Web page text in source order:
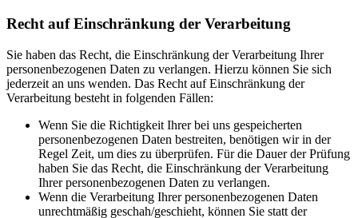
Recht auf Einschränkung der Verarbeitung
Sie haben das Recht, die Einschränkung der Verarbeitung Ihrer
personenbezogenen Daten zu verlangen. Hierzu können Sie sich
jederzeit an uns wenden. Das Recht auf Einschränkung der
Verarbeitung besteht in folgenden Fällen:
Wenn Sie die Richtigkeit Ihrer bei uns gespeicherten
personenbezogenen Daten bestreiten, benötigen wir in der
Regel Zeit, um dies zu überprüfen. Für die Dauer der Prüfung
haben Sie das Recht, die Einschränkung der Verarbeitung
Ihrer personenbezogenen Daten zu verlangen.
Wenn die Verarbeitung Ihrer personenbezogenen Daten
unrechtmäßig geschah/geschieht, können Sie statt der